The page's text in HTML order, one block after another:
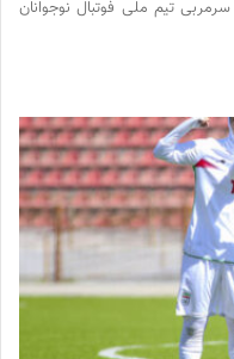
سرمربی تیم ملی فوتبال نوجوانان